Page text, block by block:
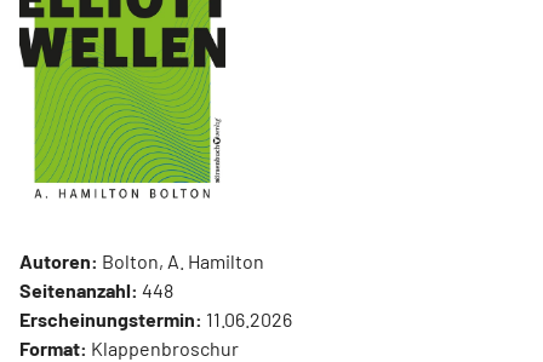
Autoren: Bolton, A. Hamilton
Seitenanzahl: 448
Erscheinungstermin: 11.06.2026
Format: Klappenbroschur